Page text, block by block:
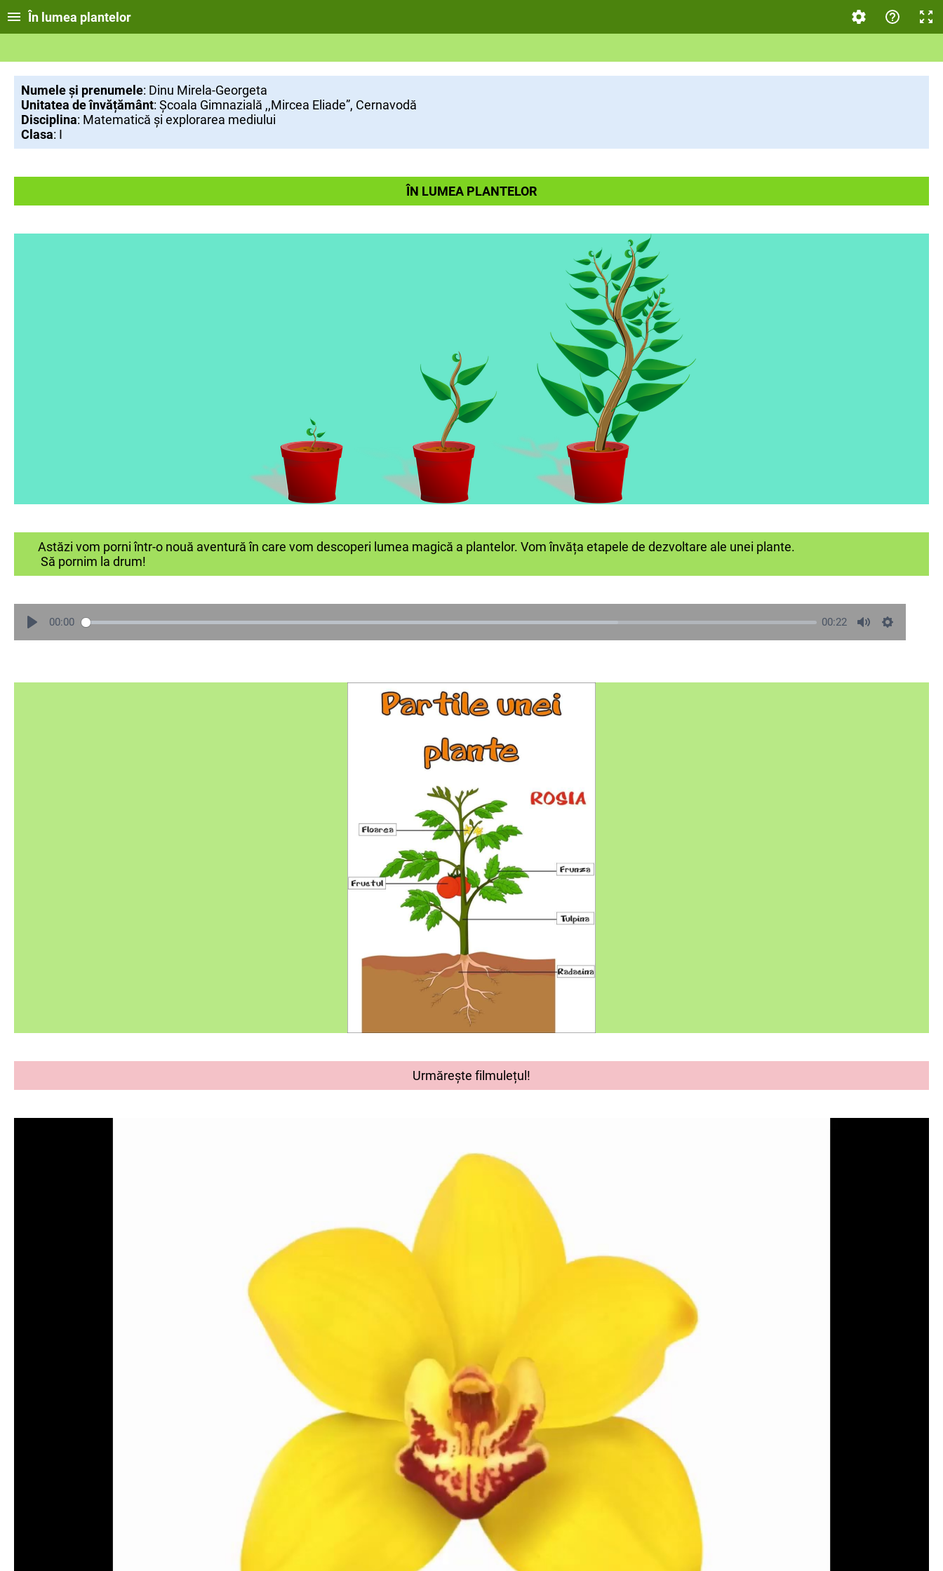
În lumea plantelor
Numele și prenumele: Dinu Mirela-Georgeta
Unitatea de învățământ: Școala Gimnazială ,,Mircea Eliade”, Cernavodă
Disciplina: Matematică și explorarea mediului
Clasa: I
ÎN LUMEA PLANTELOR
Astăzi vom porni într-o nouă aventură în care vom descoperi lumea magică a plantelor. Vom învăța etapele de dezvoltare ale unei plante.
Să pornim la drum!
00:00 00:22
Urmărește filmulețul!